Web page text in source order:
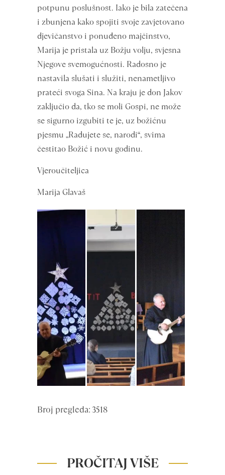
potpunu poslušnost. Iako je bila zatečena
i zbunjena kako spojiti svoje zavjetovano
djevičanstvo i ponuđeno majčinstvo,
Marija je pristala uz Božju volju, svjesna
Njegove svemogućnosti. Radosno je
nastavila slušati i služiti, nenametljivo
prateći svoga Sina. Na kraju je don Jakov
zaključio da, tko se moli Gospi, ne može
se sigurno izgubiti te je, uz božićnu
pjesmu „Radujete se, narodi“, svima
čestitao Božić i novu godinu.
Vjeroučiteljica
Marija Glavaš
Broj pregleda: 3518
PROČITAJ VIŠE